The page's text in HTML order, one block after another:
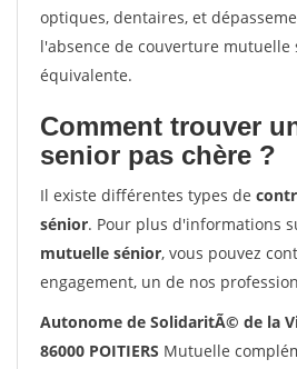
optiques, dentaires, et
l'absence de couverture
équivalente.
Comment trouver
senior pas chère ?
Il existe différentes types de
sénior. Pour plus d'informations
mutuelle sénior, vous pouvez
engagement, un de nos
Autonome de SolidaritÃ© de la
86000 POITIERS Mutuelle